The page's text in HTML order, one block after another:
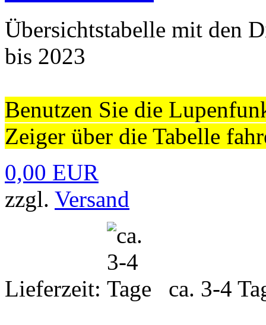
Übersichtstabelle mit den
bis 2023
Benutzen Sie die
Zeiger über die Tabelle
0,00 EUR
zzgl. Versand
Lieferzeit: ca. 3-4